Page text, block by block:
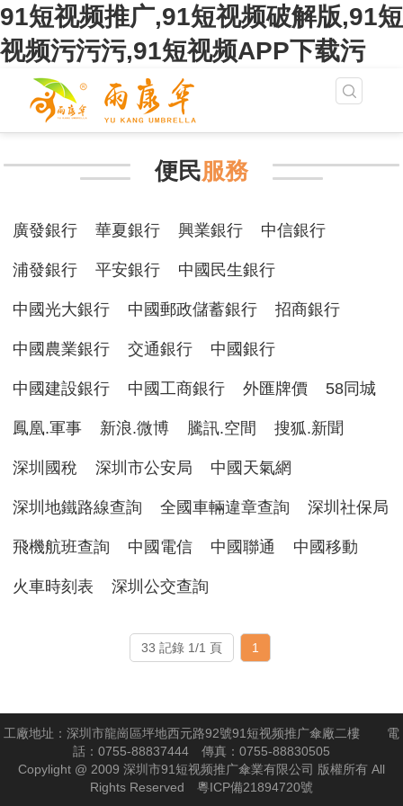
91短视频推广,91短视频破解版,91短
视频污污污,91短视频APP下载污
便民服務
廣發銀行 華夏銀行 興業銀行 中信銀行
浦發銀行 平安銀行 中國民生銀行
中國光大銀行 中國郵政儲蓄銀行 招商銀行
中國農業銀行 交通銀行 中國銀行
中國建設銀行 中國工商銀行 外匯牌價 58同城
鳳凰.軍事 新浪.微博 騰訊.空間 搜狐.新聞
深圳國稅 深圳市公安局 中國天氣網
深圳地鐵路線查詢 全國車輛違章查詢 深圳社保局
飛機航班查詢 中國電信 中國聯通 中國移動
火車時刻表 深圳公交查詢
33 記錄 1/1 頁 1
工廠地址：深圳市龍崗區坪地西元路92號91短视频推广傘廠二樓 電
話：0755-88837444 傳真：0755-88830505
Copylight @ 2009 深圳市91短视频推广傘業有限公司 版權所有 All
Rights Reserved 粵ICP備21894720號